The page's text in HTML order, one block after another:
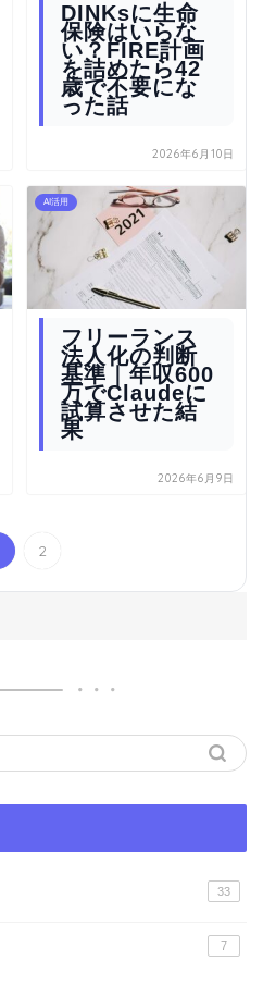
DINKsに生命
保険はいらな
い？FIRE計画
を詰めたら42
歳で不要にな
った話
2026年6月10日
AI活用
フリーランス
法人化の判断
基準｜年収600
万でClaudeに
試算させた結
果
2026年6月9日
2
33
7